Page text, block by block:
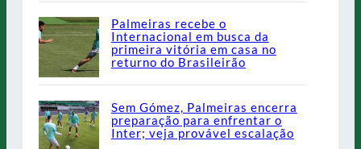
Palmeiras recebe o
Internacional em busca da
primeira vitória em casa no
returno do Brasileirão
Sem Gómez, Palmeiras encerra
preparação para enfrentar o
Inter; veja provável escalação